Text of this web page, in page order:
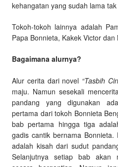
kehangatan yang sudah lama
Tokoh-tokoh lainnya adalah
Papa Bonnieta, Kakek Victor
Bagaimana alurnya?
Alur cerita dari novel “Tasbih
maju. Namun sesekali
pandang yang digunakan
pertama dari tokoh Bonnieta
bab pertama hingga tiga
gadis cantik bernama
adalah kisah dari sudut
Selanjutnya setiap bab akan